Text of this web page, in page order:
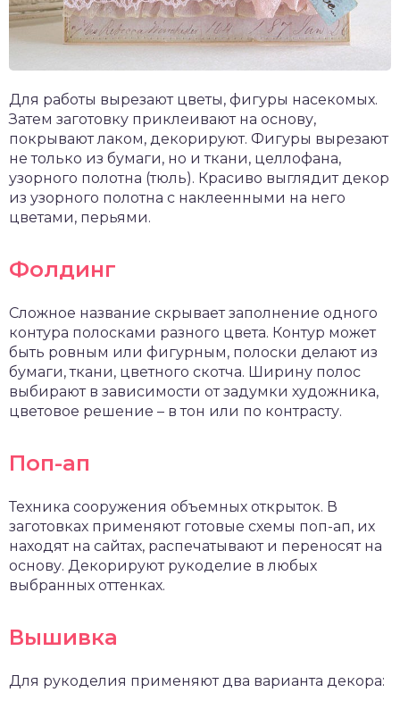
Для работы вырезают цветы, фигуры насекомых.
Затем заготовку приклеивают на основу,
покрывают лаком, декорируют. Фигуры вырезают
не только из бумаги, но и ткани, целлофана,
узорного полотна (тюль). Красиво выглядит декор
из узорного полотна с наклеенными на него
цветами, перьями.
Фолдинг
Сложное название скрывает заполнение одного
контура полосками разного цвета. Контур может
быть ровным или фигурным, полоски делают из
бумаги, ткани, цветного скотча. Ширину полос
выбирают в зависимости от задумки художника,
цветовое решение – в тон или по контрасту.
Поп-ап
Техника сооружения объемных открыток. В
заготовках применяют готовые схемы поп-ап, их
находят на сайтах, распечатывают и переносят на
основу. Декорируют рукоделие в любых
выбранных оттенках.
Вышивка
Для рукоделия применяют два варианта декора: